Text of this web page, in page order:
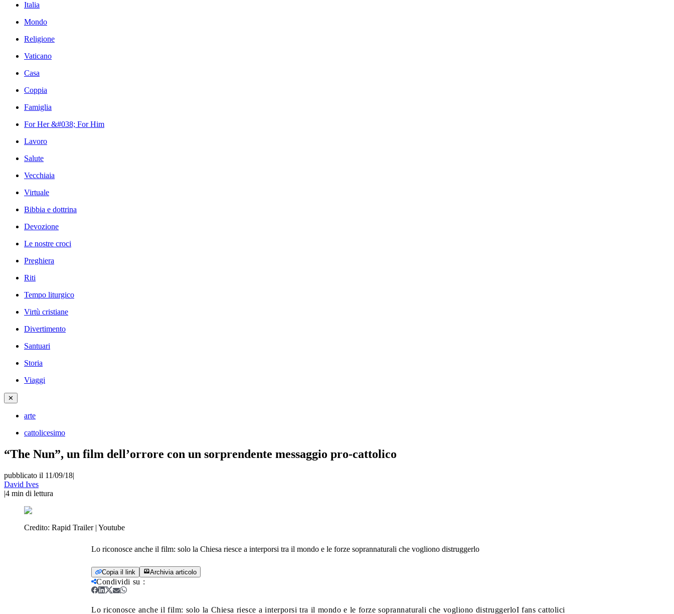
Italia
Mondo
Religione
Vaticano
Casa
Coppia
Famiglia
For Her &#038; For Him
Lavoro
Salute
Vecchiaia
Virtuale
Bibbia e dottrina
Devozione
Le nostre croci
Preghiera
Riti
Tempo liturgico
Virtù cristiane
Divertimento
Santuari
Storia
Viaggi
✕
arte
cattolicesimo
“The Nun”, un film dell’orrore con un sorprendente messaggio pro-cattolico
pubblicato il 11/09/18|
David Ives
|4 min di lettura
Credito: Rapid Trailer | Youtube
Lo riconosce anche il film: solo la Chiesa riesce a interporsi tra il mondo e le forze soprannaturali che vogliono distruggerlo
Copia il link Archivia articolo
Condividi su :
Lo riconosce anche il film: solo la Chiesa riesce a interporsi tra il mondo e le forze soprannaturali che vogliono distruggerloI fans cattolici